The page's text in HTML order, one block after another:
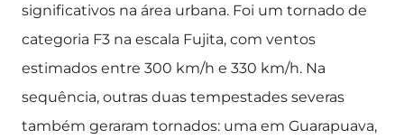
significativos na área urbana. Foi um tornado de
categoria F3 na escala Fujita, com ventos
estimados entre 300 km/h e 330 km/h. Na
sequência, outras duas tempestades severas
também geraram tornados: uma em Guarapuava,